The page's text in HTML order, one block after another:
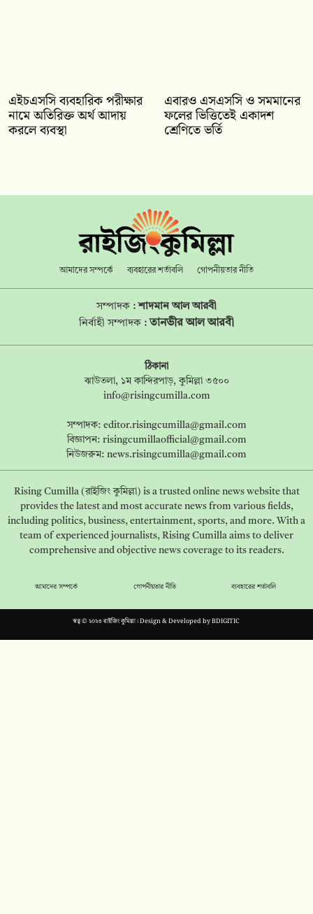
এইচএসসি ব্যবহারিক পরীক্ষার
নামে অতিরিক্ত অর্থ আদায়
করলে ব্যবস্থা
‎এবারও এসএসসি ও সমমানের
ফলের ভিত্তিতেই একাদশ
শ্রেণিতে ভর্তি
আমাদের সম্পর্কে ব্যবহারের শর্তাবলি গোপনীয়তার নীতি
সম্পাদক :শাদমান আল আরবী
নির্বাহী সম্পাদক : তানভীর আল আরবী
ঠিকানা
ঝাউতলা, ১ম কান্দিরপাড়, কুমিল্লা ৩৫০০
info@risingcumilla.com
সম্পাদক: editor.risingcumilla@gmail.com
বিজ্ঞাপন: risingcumillaofficial@gmail.com
নিউজরুম: news.risingcumilla@gmail.com
Rising Cumilla (রাইজিং কুমিল্লা) is a trusted online news website that
provides the latest and most accurate news from various fields,
including politics, business, entertainment, sports, and more. With a
team of experienced journalists, Rising Cumilla aims to deliver
comprehensive and objective news coverage to its readers.
আমাদের সম্পর্কে গোপনীয়তার নীতি ব্যবহারের শর্তাবলি
স্বত্ব © ২০২৩ রাইজিং কুমিল্লা। Design & Developed byBDIGITIC